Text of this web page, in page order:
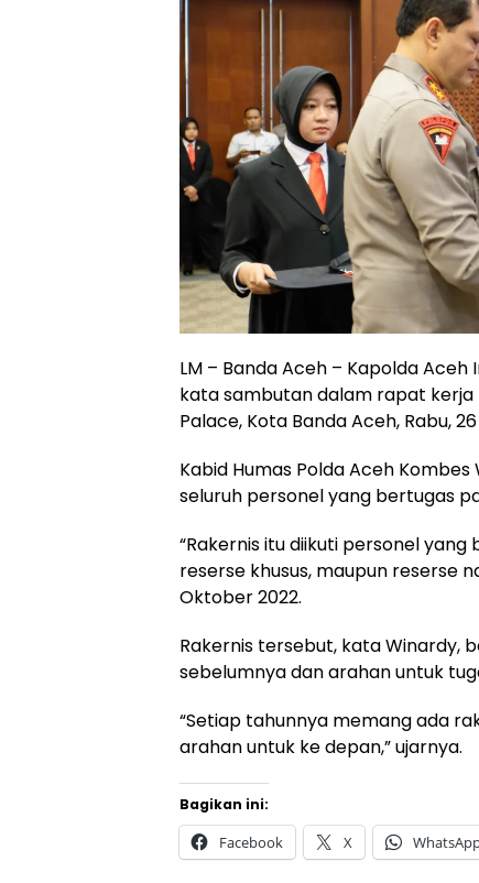
LM – Banda Aceh – Kapolda
kata sambutan dalam rapat kerja
Palace, Kota Banda Aceh, Rabu,
Kabid Humas Polda Aceh
seluruh personel yang bertugas
“Rakernis itu diikuti personel
reserse khusus, maupun reserse
Oktober 2022.
Rakernis tersebut, kata Winardy,
sebelumnya dan arahan untuk
“Setiap tahunnya memang ada
arahan untuk ke depan,” ujarnya.
Bagikan ini:
Facebook X